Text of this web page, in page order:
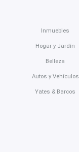
Inmuebles
Hogar y Jardín
Belleza
Autos y Vehículos
Yates & Barcos